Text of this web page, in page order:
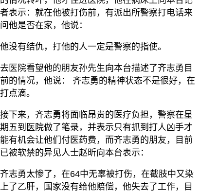
者表示：就在他被打伤前，有派出所警察打电话来
问他是否在家，他说：
他没有结仇，打他的人一定是警察的指使。
去医院看望他的朋友孙先生向本台描述了齐志勇目
前的情况，他说： 齐志勇的精神状态不是很好，在
打点滴。
接下来，齐志勇将面临昂贵的医疗负担，警察在星
期五到医院做了笔录，并表示只有抓到打人凶手才
能有机会让他们付医药费，而齐志勇的朋友，目前
已被软禁的异见人士赵昕向本台表示：
齐志勇太惨了，在64中无辜被打伤，在截肢中又染
上了乙肝，国家没有给他赔偿，他失去了工作，目